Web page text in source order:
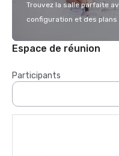
Trouvez la salle parfaite
configuration et des
Espace de réunion
Participants